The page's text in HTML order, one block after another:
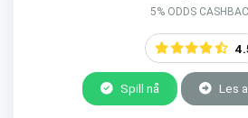
5% ODDS
Spill nå Les